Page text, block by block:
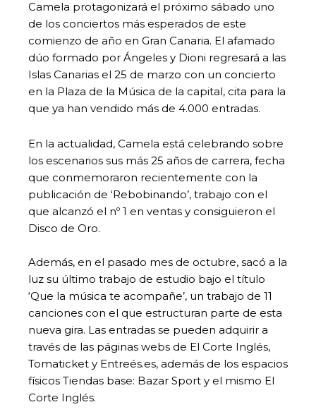
Camela protagonizará el próximo sábado uno
de los conciertos más esperados de este
comienzo de año en Gran Canaria. El afamado
dúo formado por Ángeles y Dioni regresará a las
Islas Canarias el 25 de marzo con un concierto
en la Plaza de la Música de la capital, cita para la
que ya han vendido más de 4.000 entradas.
En la actualidad, Camela está celebrando sobre
los escenarios sus más 25 años de carrera, fecha
que conmemoraron recientemente con la
publicación de ‘Rebobinando’, trabajo con el
que alcanzó el nº 1 en ventas y consiguieron el
Disco de Oro.
Además, en el pasado mes de octubre, sacó a la
luz su último trabajo de estudio bajo el título
‘Que la música te acompañe’, un trabajo de 11
canciones con el que estructuran parte de esta
nueva gira. Las entradas se pueden adquirir a
través de las páginas webs de El Corte Inglés,
Tomaticket y Entreés.es, además de los espacios
físicos Tiendas base: Bazar Sport y el mismo El
Corte Inglés.